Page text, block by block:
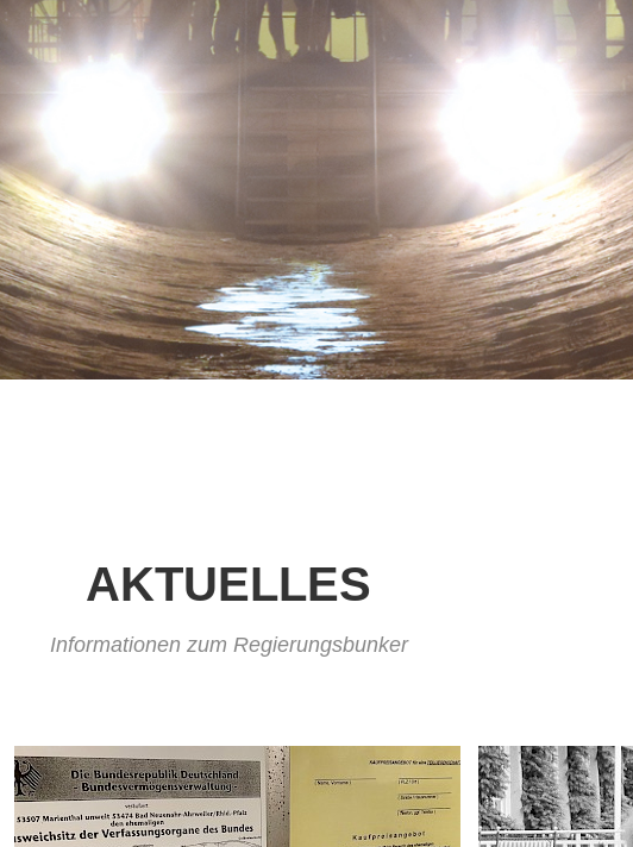
AKTUELLES
Informationen zum Regierungsbunker